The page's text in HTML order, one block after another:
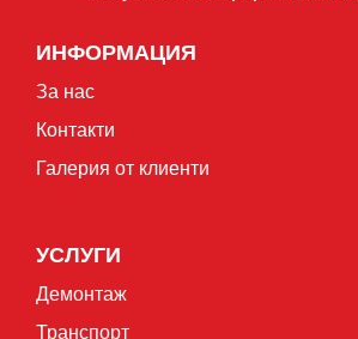
ИНФОРМАЦИЯ
За нас
Контакти
Галерия от клиенти
УСЛУГИ
Демонтаж
Транспорт